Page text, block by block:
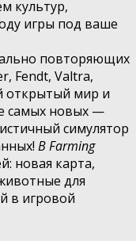
культур,
игры под ваше
повторяющих
Fendt, Valtra,
открытый мир и
самых новых —
симулятор
В Farming
новая карта,
для
в игровой